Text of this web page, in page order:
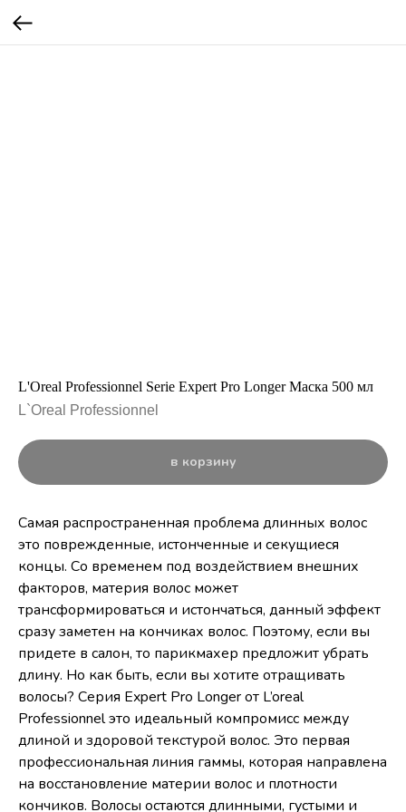
L'Oreal Professionnel Serie Expert Pro Longer Маска 500 мл
L`Oreal Professionnel
в корзину
Самая распространенная проблема длинных волос
это поврежденные, истонченные и секущиеся
концы. Со временем под воздействием внешних
факторов, материя волос может
трансформироваться и истончаться, данный эффект
сразу заметен на кончиках волос. Поэтому, если вы
придете в салон, то парикмахер предложит убрать
длину. Но как быть, если вы хотите отращивать
волосы? Серия Expert Pro Longer от L’oreal
Professionnel это идеальный компромисс между
длиной и здоровой текстурой волос. Это первая
профессиональная линия гаммы, которая направлена
на восстановление материи волос и плотности
кончиков. Волосы остаются длинными, густыми и